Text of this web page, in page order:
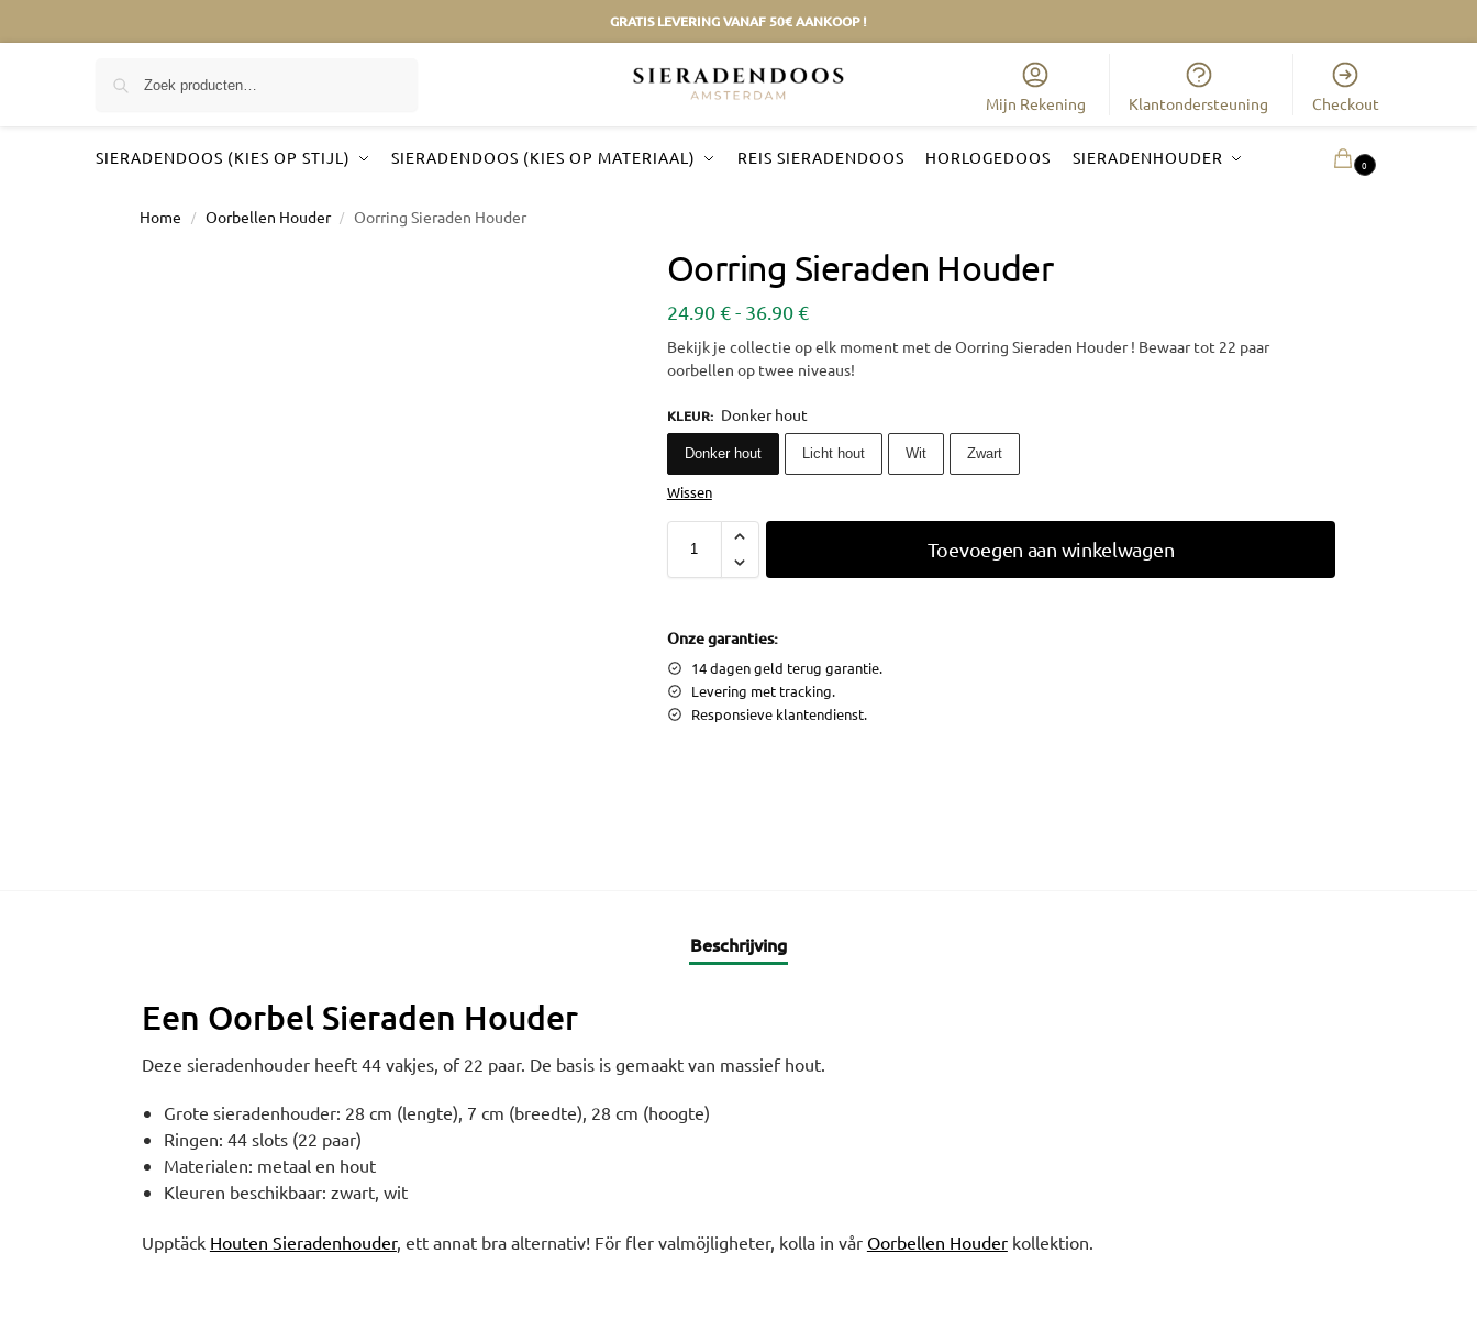
GRATIS LEVERING VANAF 50€ AANKOOP !
Mijn Rekening Klantondersteuning Checkout
SIERADENDOOS (KIES OP STIJL) SIERADENDOOS (KIES OP MATERIAAL) REIS SIERADENDOOS HORLOGEDOOS SIERADENHOUDER 0
Home / Oorbellen Houder / Oorring Sieraden Houder
Oorring Sieraden Houder
24.90€- 36.90€
Bekijk je collectie op elk moment met de Oorring Sieraden Houder ! Bewaar tot 22 paar
oorbellen op twee niveaus!
KLEUR: Donker hout
Donker hout Licht hout Wit Zwart
Wissen
Toevoegen aan winkelwagen
Onze garanties:
14 dagen geld terug garantie.
Levering met tracking.
Responsieve klantendienst.
Beschrijving
Een Oorbel Sieraden Houder
Deze sieradenhouder heeft 44 vakjes, of 22 paar. De basis is gemaakt van massief hout.
Grote sieradenhouder: 28 cm (lengte), 7 cm (breedte), 28 cm (hoogte)
Ringen: 44 slots (22 paar)
Materialen: metaal en hout
Kleuren beschikbaar: zwart, wit
Upptäck Houten Sieradenhouder, ett annat bra alternativ! För fler valmöjligheter, kolla in vår Oorbellen Houderkollektion.